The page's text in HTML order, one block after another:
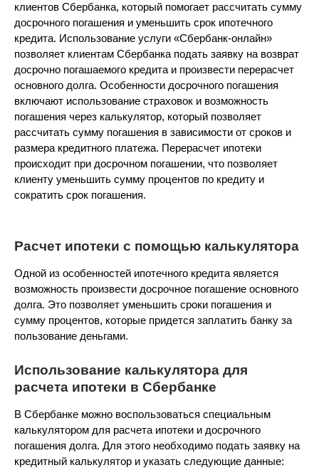
клиентов Сбербанка, который помогает рассчитать сумму
досрочного погашения и уменьшить срок ипотечного
кредита. Использование услуги «Сбербанк-онлайн»
позволяет клиентам Сбербанка подать заявку на возврат
досрочно погашаемого кредита и произвести перерасчет
основного долга. Особенности досрочного погашения
включают использование страховок и возможность
погашения через калькулятор, который позволяет
рассчитать сумму погашения в зависимости от сроков и
размера кредитного платежа. Перерасчет ипотеки
происходит при досрочном погашении, что позволяет
клиенту уменьшить сумму процентов по кредиту и
сократить срок погашения.
Расчет ипотеки с помощью калькулятора
Одной из особенностей ипотечного кредита является
возможность произвести досрочное погашение основного
долга. Это позволяет уменьшить сроки погашения и
сумму процентов, которые придется заплатить банку за
пользование деньгами.
Использование калькулятора для
расчета ипотеки в Сбербанке
В Сбербанке можно воспользоваться специальным
калькулятором для расчета ипотеки и досрочного
погашения долга. Для этого необходимо подать заявку на
кредитный калькулятор и указать следующие данные: